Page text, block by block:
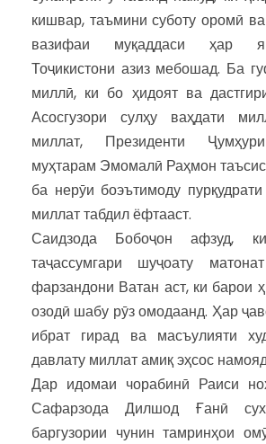
кишвар, таъмини суботу оромӣ
вазифаи муқаддаси ҳар
Тоҷикистони азиз мебошад. Ба
миллӣ, ки бо ҳидоят ва
Асосгузори сулҳу ваҳдати
миллат, Президенти
муҳтарам Эмомалӣ Раҳмон
ба нерӯи боэътимоду
миллат табдил ёфтааст.
Саидзода Бобоҷон афзуд,
таҷассумгари шуҷоату
фарзандони Ватан аст, ки барои
озодӣ шабу рӯз омодаанд. Ҳар
ибрат гирад ва масъулияти
давлату миллат амиқ эҳсос
Дар идомаи чорабинӣ Раиси
Сафарзода Дилшод Ғанӣ
баргузории чунин тамринҳои